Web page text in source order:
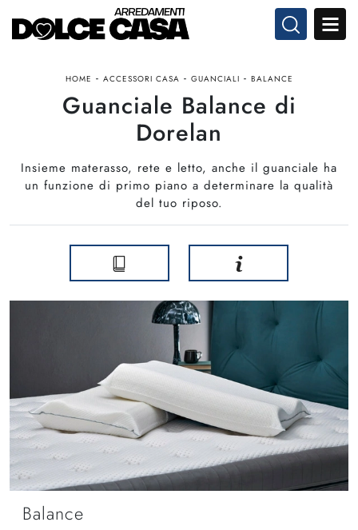
HOME - ACCESSORI CASA - GUANCIALI - BALANCE
Guanciale Balance di
Dorelan
Insieme materasso, rete e letto, anche il guanciale ha
un funzione di primo piano a determinare la qualità
del tuo riposo.
Balance